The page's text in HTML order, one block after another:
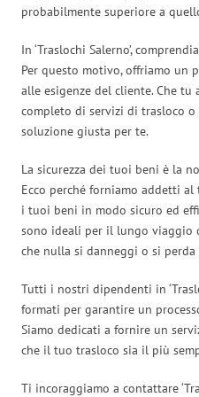
probabilmente superiore a
In ‘Traslochi Salerno’,
Per questo motivo, offriamo un
alle esigenze del cliente. Che
completo di servizi di trasloco
soluzione giusta per te.
La sicurezza dei tuoi beni è la
Ecco perché forniamo addetti
i tuoi beni in modo sicuro ed
sono ideali per il lungo viaggio
che nulla si danneggi o si
Tutti i nostri dipendenti in
formati per garantire un
Siamo dedicati a fornire un
che il tuo trasloco sia il più
Ti incoraggiamo a contattare